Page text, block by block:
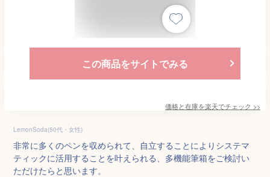
この商品をサイトでみる
価格と在庫を楽天でチェック >>
LemonSoda(50代・女性)
非常に多くのペンを収められて、自立することによりシステマ
ティックに活用することを叶えられる、多機能筆箱をご検討い
ただけたらと思います。